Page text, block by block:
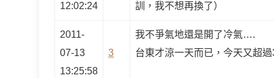
12:02:24
訓，我不想再換了）
2011-
07-13
13:25:58
3
我不爭氣地還是開了冷氣….
台東才涼一天而已，今天又超